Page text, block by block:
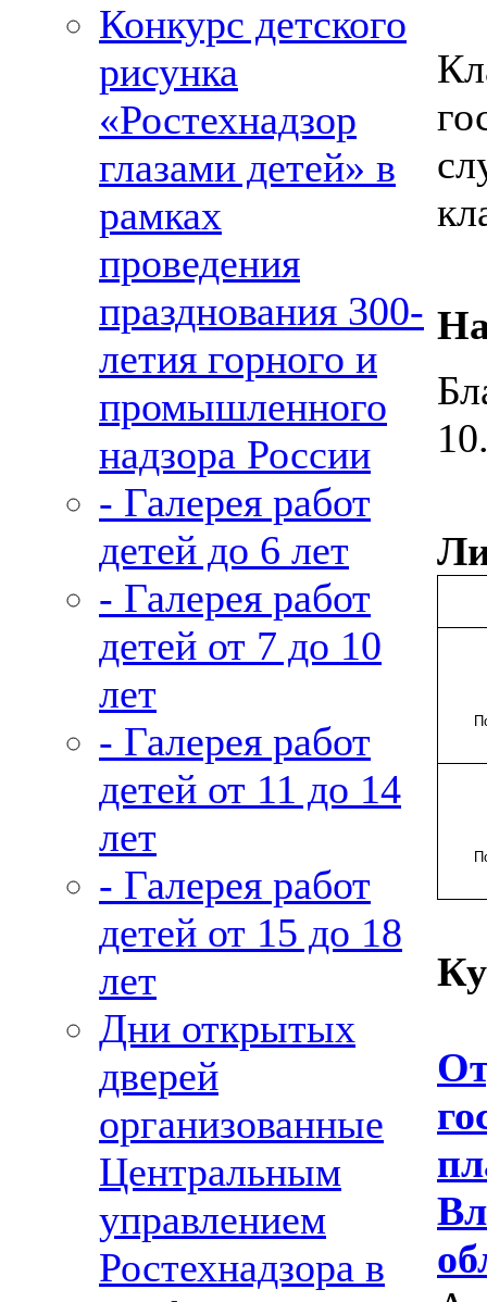
Конкурс детского
рисунка
«Ростехнадзор
глазами детей» в
рамках
проведения
празднования 300-
летия горного и
промышленного
надзора России
- Галерея работ
детей до 6 лет
- Галерея работ
детей от 7 до 10
лет
- Галерея работ
детей от 11 до 14
лет
- Галерея работ
детей от 15 до 18
лет
Дни открытых
дверей
организованные
Центральным
управлением
Ростехнадзора в